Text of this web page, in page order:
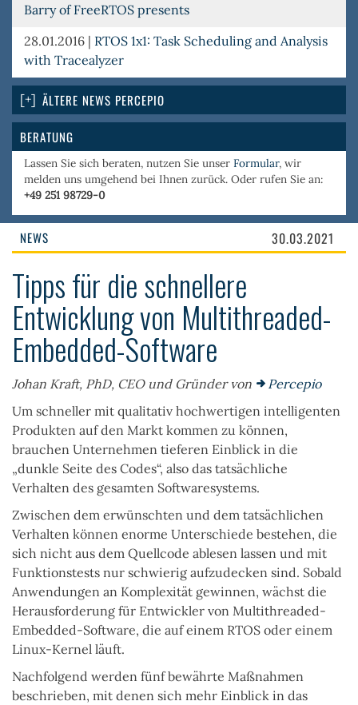
Barry of FreeRTOS presents
28.01.2016 | RTOS 1x1: Task Scheduling and Analysis
with Tracealyzer
ÄLTERE NEWS PERCEPIO
BERATUNG
Lassen Sie sich beraten, nutzen Sie unser Formular, wir
melden uns umgehend bei Ihnen zurück. Oder rufen Sie an:
+49 251 98729-0
NEWS 30.03.2021
Tipps für die schnellere
Entwicklung von Multithreaded-
Embedded-Software
Johan Kraft, PhD, CEO und Gründer von
Percepio
Um schneller mit qualitativ hochwertigen intelligenten
Produkten auf den Markt kommen zu können,
brauchen Unternehmen tieferen Einblick in die
„dunkle Seite des Codes“, also das tatsächliche
Verhalten des gesamten Softwaresystems.
Zwischen dem erwünschten und dem tatsächlichen
Verhalten können enorme Unterschiede bestehen, die
sich nicht aus dem Quellcode ablesen lassen und mit
Funktionstests nur schwierig aufzudecken sind. Sobald
Anwendungen an Komplexität gewinnen, wächst die
Herausforderung für Entwickler von Multithreaded-
Embedded-Software, die auf einem RTOS oder einem
Linux-Kernel läuft.
Nachfolgend werden fünf bewährte Maßnahmen
beschrieben, mit denen sich mehr Einblick in das